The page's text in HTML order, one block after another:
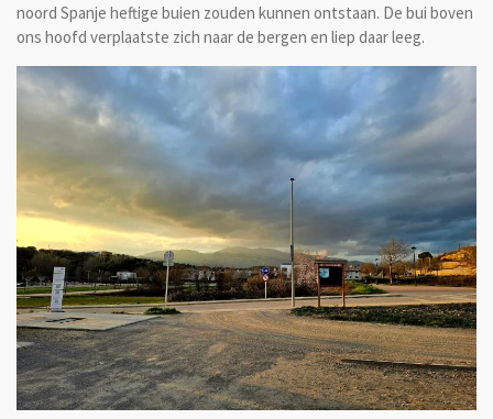
noord Spanje heftige buien zouden kunnen ontstaan. De bui boven
ons hoofd verplaatste zich naar de bergen en liep daar leeg.